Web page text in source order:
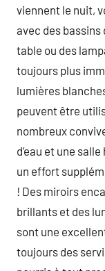
viennent le nuit,
avec des bassins
table ou des
toujours plus
lumières
peuvent être
nombreux
d’eau et une
un effort
! Des miroirs
brillants et des
sont une
toujours des